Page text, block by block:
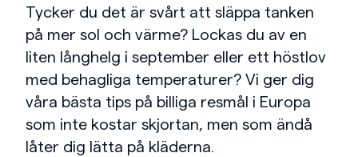
Tycker du det är svårt att släppa tanken
på mer sol och värme? Lockas du av en
liten långhelg i september eller ett höstlov
med behagliga temperaturer? Vi ger dig
våra bästa tips på billiga resmål i Europa
som inte kostar skjortan, men som ändå
låter dig lätta på kläderna.